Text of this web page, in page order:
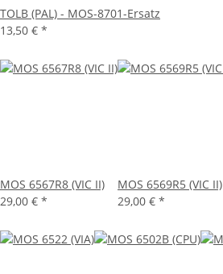
TOLB (PAL) - MOS-8701-Ersatz
13,50 € *
MOS 6567R8 (VIC II)
29,00 € *
MOS 6569R5 (VIC II)
29,00 € *